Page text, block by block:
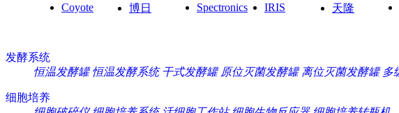
Coyote
博日 Spectronics IRIS 天隆
发酵系统
恒温发酵罐 恒温发酵系统 干式发酵罐 原位灭菌发酵罐 离位灭菌发酵罐 多
细胞培养